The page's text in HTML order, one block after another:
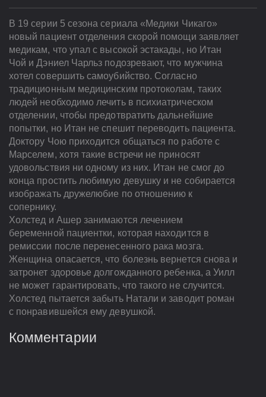
В 19 серии 5 сезона сериала «Медики Чикаго»
новый пациент отделения скорой помощи заявляет
медикам, что упал с высокой эстакады, но Итан
Чой и Дэниел Чарльз подозревают, что мужчина
хотел совершить самоубийство. Согласно
традиционным медицинским протоколам, таких
людей необходимо лечить в психиатрическом
отделении, чтобы предотвратить дальнейшие
попытки, но Итан не спешит переводить пациента.
Доктору Чою приходится общаться по работе с
Марселем, хотя такие встречи не приносят
удовольствия ни одному из них. Итан не смог до
конца простить любимую девушку и не собирается
изображать дружелюбие по отношению к
сопернику.
Холстед и Ашер занимаются лечением
беременной пациентки, которая находится в
ремиссии после перенесенного рака мозга.
Женщина опасается, что болезнь вернется снова и
затронет здоровье долгожданного ребенка, а Уилл
не может гарантировать, что такого не случится.
Холстед пытается забыть Натали и заводит роман
с понравившейся ему девушкой.
Комментарии